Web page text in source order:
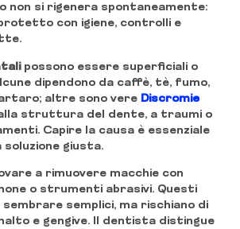
non si rigenera spontaneamente:
con igiene, controlli e
possono essere superficiali o
dipendono da caffè, tè, fumo,
altre sono vere Discromie
struttura del dente, a traumi o
Capire la causa è essenziale
soluzione giusta.
a rimuovere macchie con
o strumenti abrasivi. Questi
semplici, ma rischiano di
e gengive. Il dentista distingue